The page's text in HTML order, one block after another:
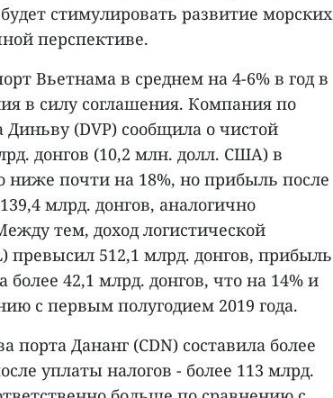
стимулировать развитие морских
перспективе.
Вьетнама в среднем на 4-6% в год в
в силу соглашения. Компания по
(DVP) сообщила о чистой
донгов (10,2 млн. долл. США) в
ниже почти на 18%, но прибыль после
млрд. донгов, аналогично
тем, доход логистической
превысил 512,1 млрд. донгов, прибыль
более 42,1 млрд. донгов, что на 14% и
с первым полугодием 2019 года.
Дананг (CDN) составила более
уплаты налогов - более 113 млрд.